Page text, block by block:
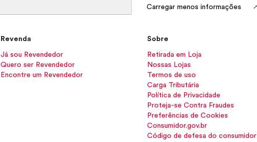
Carregar menos informações
Revenda
Já sou Revendedor
Quero ser Revendedor
Encontre um Revendedor
Sobre
Retirada em Loja
Nossas Lojas
Termos de uso
Carga Tributária
Política de Privacidade
Proteja-se Contra Fraudes
Preferências de Cookies
Consumidor.gov.br
Código de defesa do consumidor